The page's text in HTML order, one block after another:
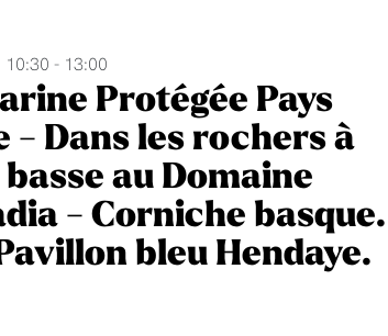
10:30 - 13:00
Protégée Pays
- Dans les rochers à
au Domaine
- Corniche basque.
bleu Hendaye.